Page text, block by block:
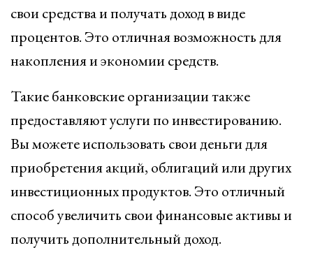
свои средства и получать доход в виде
процентов. Это отличная возможность для
накопления и экономии средств.
Такие банковские организации также
предоставляют услуги по инвестированию.
Вы можете использовать свои деньги для
приобретения акций, облигаций или других
инвестиционных продуктов. Это отличный
способ увеличить свои финансовые активы и
получить дополнительный доход.